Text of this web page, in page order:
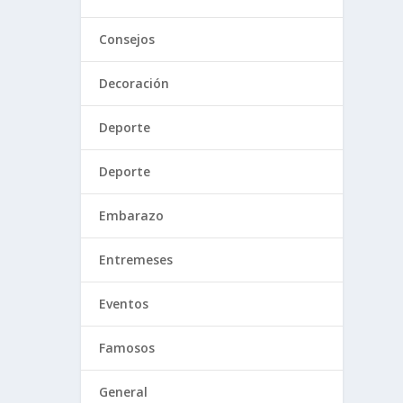
Consejos
Decoración
Deporte
Deporte
Embarazo
Entremeses
Eventos
Famosos
General